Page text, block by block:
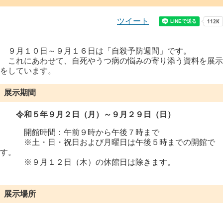
ツイート
９月１０日～９月１６日は「自殺予防週間」です。
これにあわせて、自死やうつ病の悩みの寄り添う資料を展示
をしています。
展示期間
令和５年９月２日（月）～９月２９日（日）
開館時間：午前９時から午後７時まで
※土・日・祝日および月曜日は午後５時までの開館で
す。
※９月１２日（木）の休館日は除きます。
展示場所